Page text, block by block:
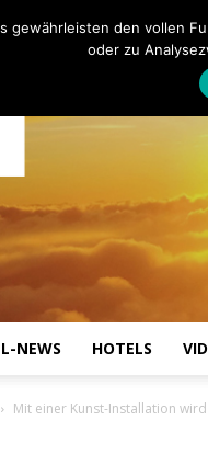
NEWS HOTELS
Mit einer Kunst-Installation
gewährleisten den vollen
oder zu